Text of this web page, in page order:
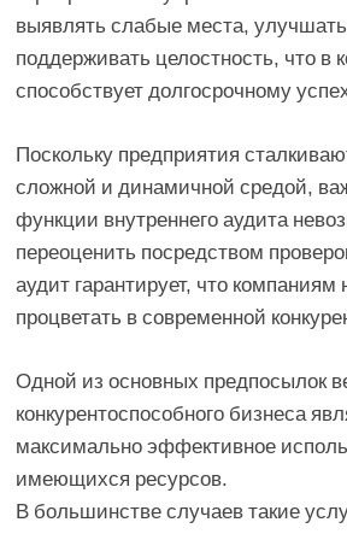
выявлять слабые места,
поддерживать целостность, что в
способствует долгосрочному
Поскольку предприятия
сложной и динамичной средой,
функции внутреннего аудита
переоценить посредством
аудит гарантирует, что
процветать в современной
Одной из основных предпосылок
конкурентоспособного бизнеса
максимально эффективное
имеющихся ресурсов.
В большинстве случаев такие